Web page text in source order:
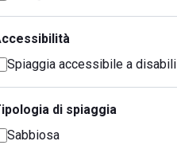
Spiaggia accessibile a disabili
di spiaggia
Sabbiosa